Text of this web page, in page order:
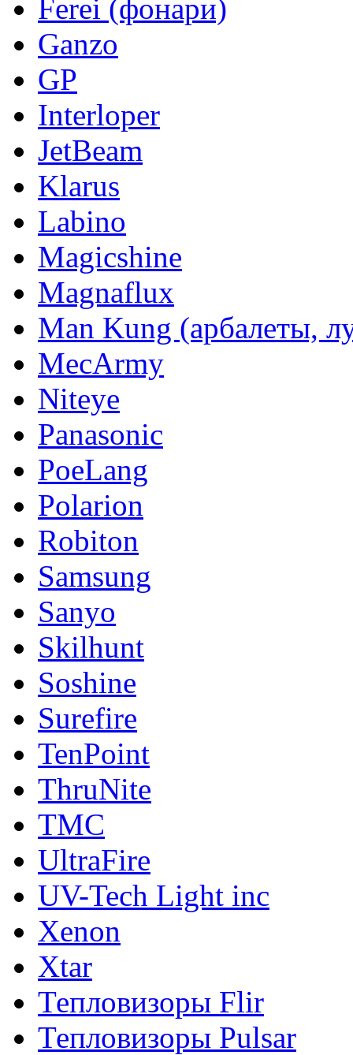
Ferei (фонари)
Ganzo
GP
Interloper
JetBeam
Klarus
Labino
Magicshine
Magnaflux
Man Kung (арбалеты,
MecArmy
Niteye
Panasonic
PoeLang
Polarion
Robiton
Samsung
Sanyo
Skilhunt
Soshine
Surefire
TenPoint
ThruNite
TMC
UltraFire
UV-Tech Light inc
Xenon
Xtar
Тепловизоры Flir
Тепловизоры Pulsar